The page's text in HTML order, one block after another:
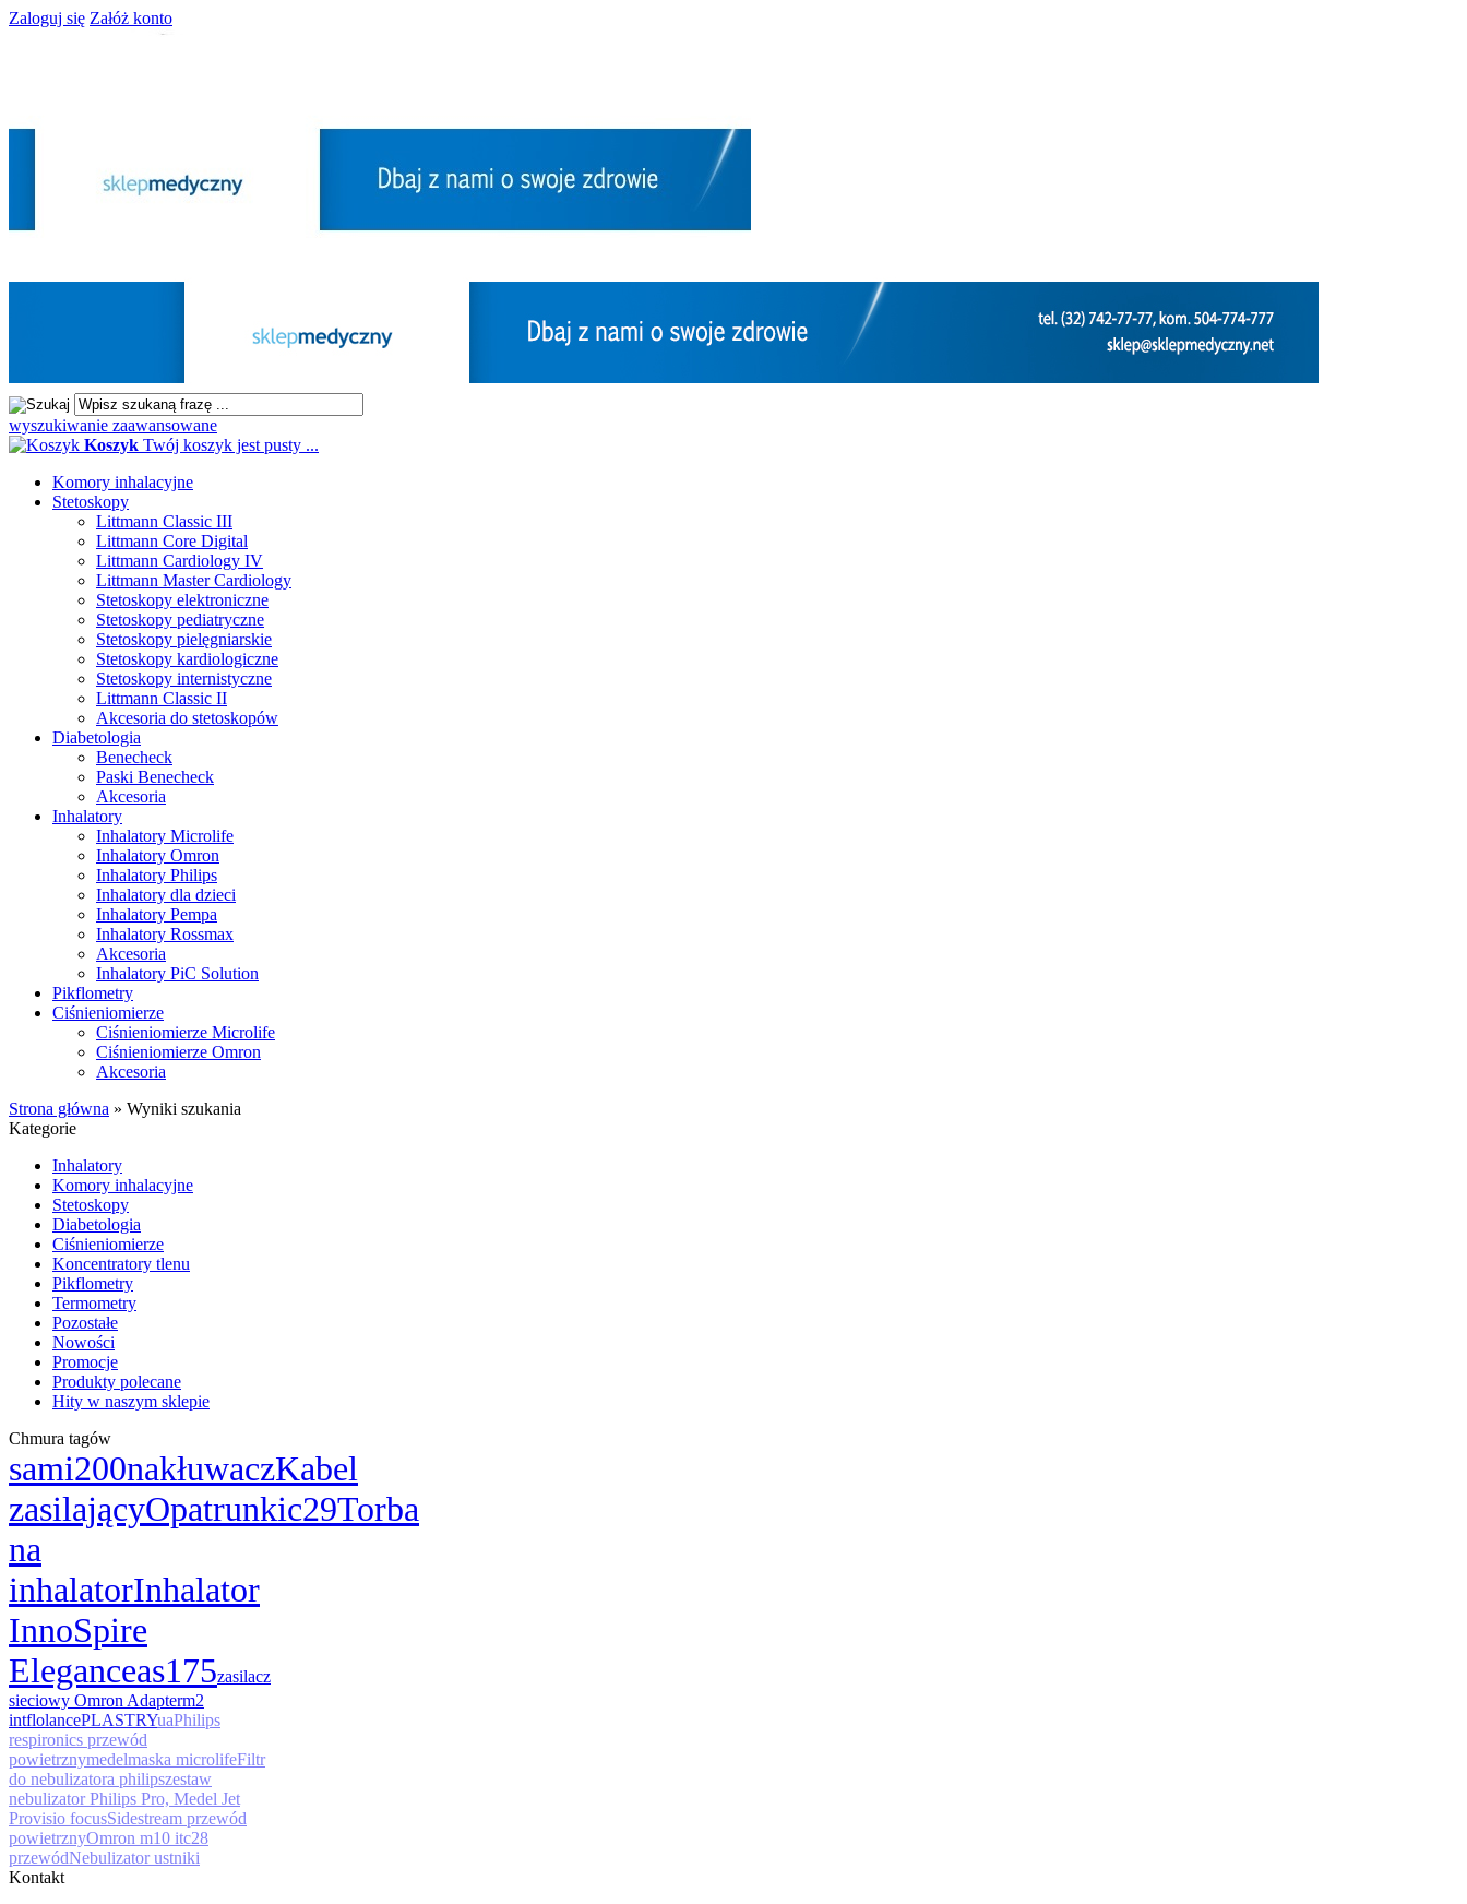
Zaloguj się Załóż konto
wyszukiwanie zaawansowane
Koszyk Twój koszyk jest pusty ...
Komory inhalacyjne
Stetoskopy
Littmann Classic III
Littmann Core Digital
Littmann Cardiology IV
Littmann Master Cardiology
Stetoskopy elektroniczne
Stetoskopy pediatryczne
Stetoskopy pielęgniarskie
Stetoskopy kardiologiczne
Stetoskopy internistyczne
Littmann Classic II
Akcesoria do stetoskopów
Diabetologia
Benecheck
Paski Benecheck
Akcesoria
Inhalatory
Inhalatory Microlife
Inhalatory Omron
Inhalatory Philips
Inhalatory dla dzieci
Inhalatory Pempa
Inhalatory Rossmax
Akcesoria
Inhalatory PiC Solution
Pikflometry
Ciśnieniomierze
Ciśnieniomierze Microlife
Ciśnieniomierze Omron
Akcesoria
Strona główna » Wyniki szukania
Kategorie
Inhalatory
Komory inhalacyjne
Stetoskopy
Diabetologia
Ciśnieniomierze
Koncentratory tlenu
Pikflometry
Termometry
Pozostałe
Nowości
Promocje
Produkty polecane
Hity w naszym sklepie
Chmura tagów
sami200nakłuwaczKabel
zasilającyOpatrunkic29Torba
na
inhalatorInhalator
InnoSpire
Eleganceas175zasilacz
sieciowy Omron Adapterm2
intflolancePLASTRYuaPhilips
respironics przewód
powietrznymedelmaska microlifeFiltr
do nebulizatora philipszestaw
nebulizator Philips Pro, Medel Jet
Provisio focusSidestream przewód
powietrznyOmron m10 itc28
przewódNebulizator ustniki
Kontakt